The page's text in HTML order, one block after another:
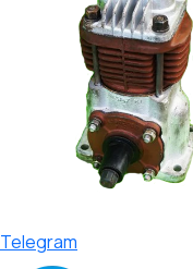
Telegram